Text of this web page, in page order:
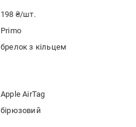
198 ₴/шт.
Primo
брелок з кільцем
Apple AirTag
бірюзовий